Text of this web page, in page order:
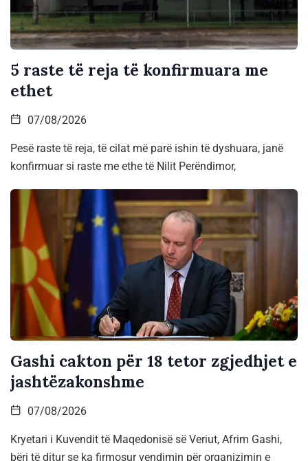
5 raste të reja të konfirmuara me
ethet
07/08/2026
Pesë raste të reja, të cilat më parë ishin të dyshuara, janë
konfirmuar si raste me ethe të Nilit Perëndimor,
Gashi cakton për 18 tetor zgjedhjet e
jashtëzakonshme
07/08/2026
Kryetari i Kuvendit të Maqedonisë së Veriut, Afrim Gashi,
bëri të ditur se ka firmosur vendimin për organizimin e